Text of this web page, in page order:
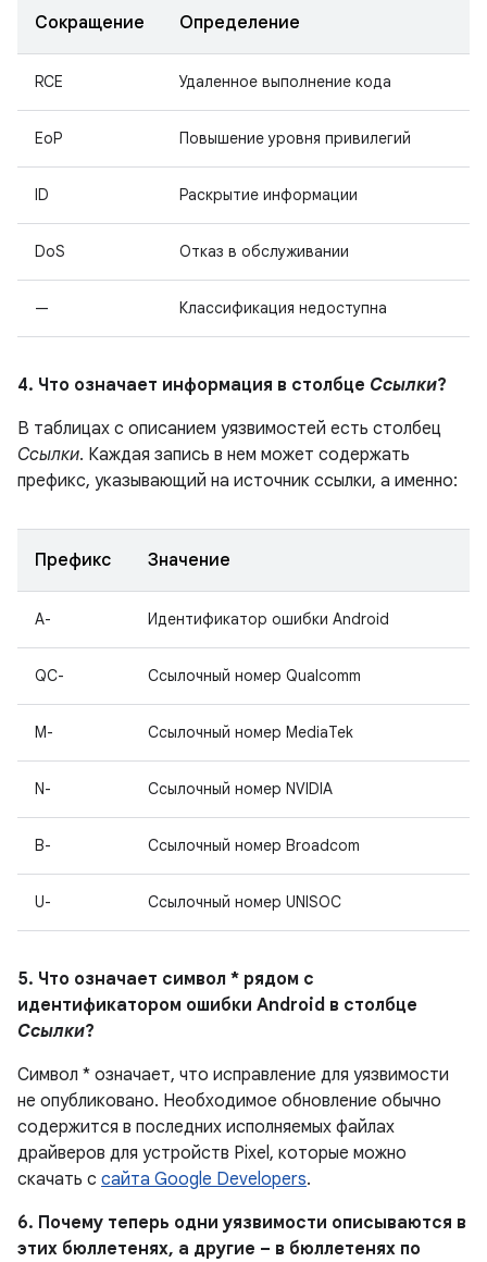
Сокращение Определение
RCE Удаленное выполнение кода
EoP Повышение уровня привилегий
ID Раскрытие информации
DoS Отказ в обслуживании
— Классификация недоступна
4. Что означает информация в столбце Ссылки?
В таблицах с описанием уязвимостей есть столбец
Ссылки. Каждая запись в нем может содержать
префикс, указывающий на источник ссылки, а именно:
Префикс Значение
A- Идентификатор ошибки Android
QC- Ссылочный номер Qualcomm
M- Ссылочный номер MediaTek
N- Ссылочный номер NVIDIA
B- Ссылочный номер Broadcom
U- Ссылочный номер UNISOC
5. Что означает символ * рядом с
идентификатором ошибки Android в столбце
Ссылки?
Символ * означает, что исправление для уязвимости
не опубликовано. Необходимое обновление обычно
содержится в последних исполняемых файлах
драйверов для устройств Pixel, которые можно
скачать с сайта Google Developers.
6. Почему теперь одни уязвимости описываются в
этих бюллетенях, а другие – в бюллетенях по